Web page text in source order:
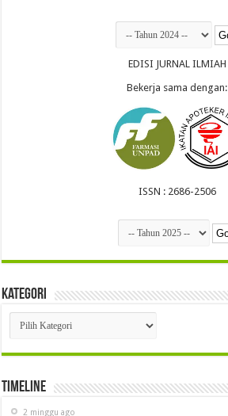
EDISI JURNAL ILMIAH
Bekerja sama dengan:
ISSN : 2686-2506
Kategori
Kategori
Timeline
2 minggu ago